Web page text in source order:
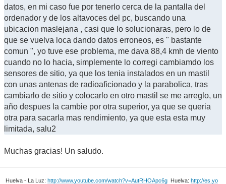
datos, en mi caso fue por tenerlo cerca de la pantalla del
ordenador y de los altavoces del pc, buscando una
ubicacion maslejana , casi que lo solucionaras, pero lo de
que se vuelva loca dando datos erroneos, es " bastante
comun ", yo tuve ese problema, me dava 88,4 kmh de viento
cuando no lo hacia, simplemente lo corregi cambiamdo los
sensores de sitio, ya que los tenia instalados en un mastil
con unas antenas de radioaficionado y la parabolica, tras
cambiarlo de sitio y colocarlo en otro mastil se me arreglo, un
año despues la cambie por otra superior, ya que se queria
otra para sacarla mas rendimiento, ya que esta esta muy
limitada, salu2
Muchas gracias! Un saludo.
Huelva - La Luz: http://www.youtube.com/watch?v=AutRHOApc6gHuelva: http://es.yo